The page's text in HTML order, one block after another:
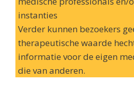
instanties
Verder kunnen bezoekers
therapeutische waarde
informatie voor de eigen
die van anderen.